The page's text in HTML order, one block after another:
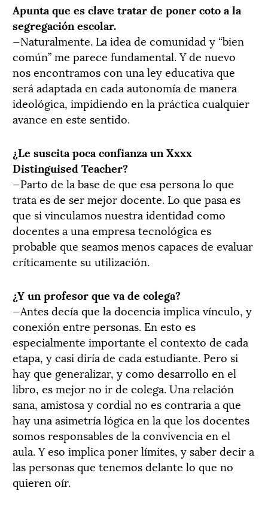
Apunta que es clave tratar de poner coto a la
segregación escolar.
—Naturalmente. La idea de comunidad y “bien
común” me parece fundamental. Y de nuevo
nos encontramos con una ley educativa que
será adaptada en cada autonomía de manera
ideológica, impidiendo en la práctica cualquier
avance en este sentido.
¿Le suscita poca confianza un Xxxx
Distinguised Teacher?
—Parto de la base de que esa persona lo que
trata es de ser mejor docente. Lo que pasa es
que si vinculamos nuestra identidad como
docentes a una empresa tecnológica es
probable que seamos menos capaces de evaluar
críticamente su utilización.
¿Y un profesor que va de colega?
—Antes decía que la docencia implica vínculo, y
conexión entre personas. En esto es
especialmente importante el contexto de cada
etapa, y casi diría de cada estudiante. Pero si
hay que generalizar, y como desarrollo en el
libro, es mejor no ir de colega. Una relación
sana, amistosa y cordial no es contraria a que
hay una asimetría lógica en la que los docentes
somos responsables de la convivencia en el
aula. Y eso implica poner límites, y saber decir a
las personas que tenemos delante lo que no
quieren oír.